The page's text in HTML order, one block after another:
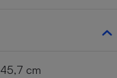
45,7 cm